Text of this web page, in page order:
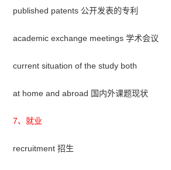
published patents 公开发表的专利
academic exchange meetings 学术会议
current situation of the study both
at home and abroad 国内外课题现状
7、就业
recruitment 招生